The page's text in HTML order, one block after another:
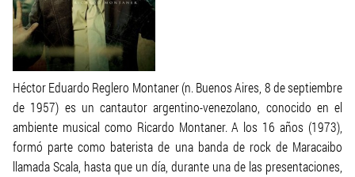
Héctor Eduardo Reglero Montaner (n. Buenos Aires, 8 de septiembre
de 1957) es un cantautor argentino-venezolano, conocido en el
ambiente musical como Ricardo Montaner. A los 16 años (1973),
formó parte como baterista de una banda de rock de Maracaibo
llamada Scala, hasta que un día, durante una de las presentaciones,